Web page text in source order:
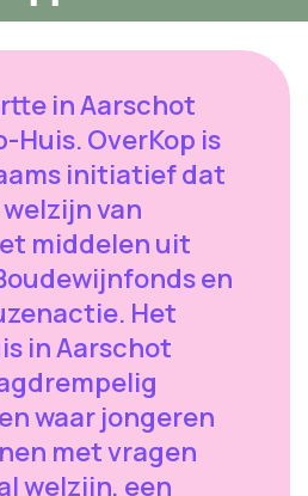
in Aarschot
Huis. OverKop is
initiatief dat
van
middelen uit
en
Het
in Aarschot
waar jongeren
met vragen
welzijn, een